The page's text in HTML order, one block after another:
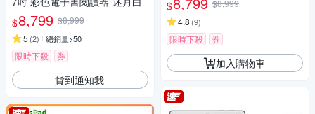
$8,799 $8,999
5 (2) 總銷量>50
限時下殺 券
貨到通知我
$
$8,999
4.8 (9)
限時下殺 券
加入購物車